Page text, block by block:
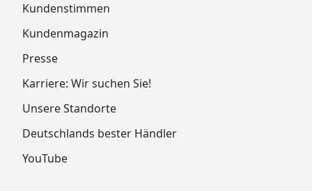
Kundenstimmen
Kundenmagazin
Presse
Karriere: Wir suchen Sie!
Unsere Standorte
Deutschlands bester Händler
YouTube